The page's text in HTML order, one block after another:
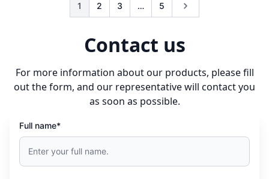
1 2 3 … 5
Contact us
For more information about our products, please fill
out the form, and our representative will contact you
as soon as possible.
Full name*